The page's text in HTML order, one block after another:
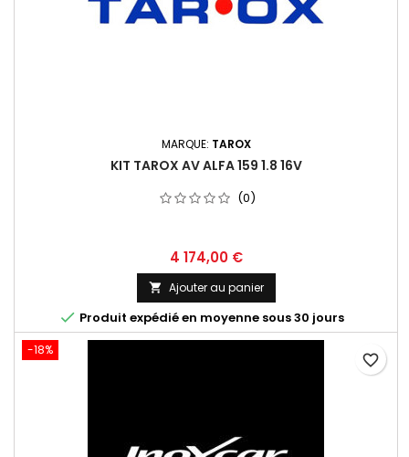
MARQUE: TAROX
KIT TAROX AV ALFA 159 1.8 16V
(0)
Prix
4 174,00 €
 Ajouter au panier
 Produit expédié en moyenne sous 30 jours
-18%
favorite_border